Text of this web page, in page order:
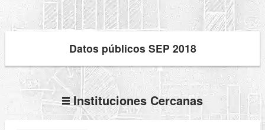
Datos públicos SEP 2018
Instituciones Cercanas